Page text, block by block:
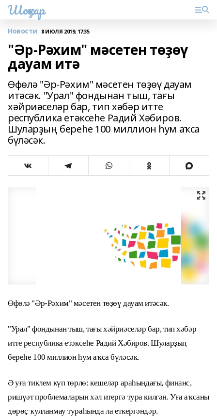
Шоңҡар
Новости 8 ИЮЛЯ 2019, 17:35
"Әр-Рәхим" мәсетен төҙөү
дауам итә
Өфөлә "Әр-Рәхим" мәсетен төҙөү дауам
итәсәк. "Урал" фондынан тыш, тағы
хәйриәселәр бар, тип хәбәр итте
республика етәксеһе Радий Хәбиров.
Шуларҙың береһе 100 миллион һум аҡса
бүләсәк.
Өфөлә "Әр-Рәхим" мәсетен төҙөү дауам итәсәк.
"Урал" фондынан тыш, тағы хәйриәселәр бар, тип хәбәр
итте республика етәксеһе Радий Хәбиров. Шуларҙың
береһе 100 миллион һум аҡса бүләсәк.
Ә уға тиклем күп төрлө: кешеләр араһындағы, финанс,
ришүәт проблемаларын хәл итергә тура килгән. Уға аҡсаны
дөрөҫ ҡулланмау тураһында ла еткергәндәр.